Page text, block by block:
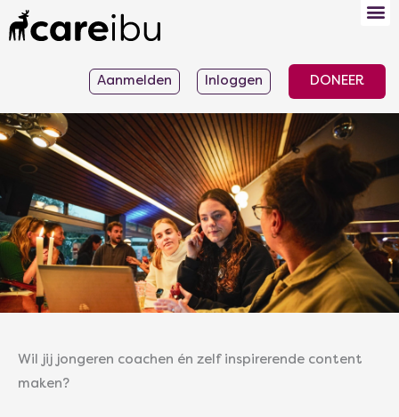
naar
Aanmelden Inloggen DONEER
Wil jij jongeren coachen én zelf inspirerende content
maken?